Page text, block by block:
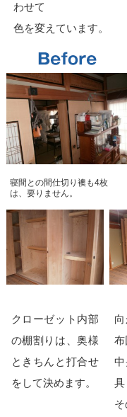
わせて
色を変えています。
寝間との間仕切り襖も4枚
は、要りません。
クローゼット内部
の棚割りは、奥様
ときちんと打合せ
をして決めます。
布
具